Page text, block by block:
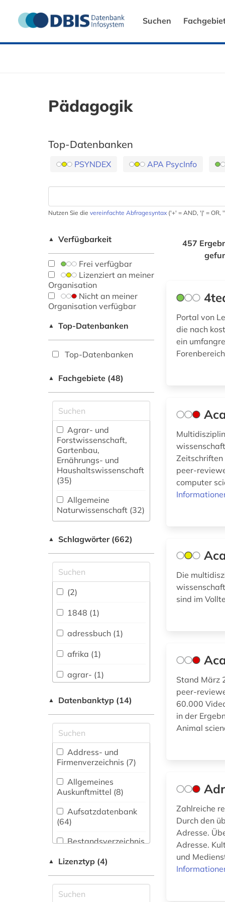
Suchen
Pädagogik
Top-Datenbanken
PSYNDEX APA PsycInfo
Nutzen Sie die vereinfachte Abfragesyntax ('+' = AND, '|' = OR,
▲ Verfügbarkeit
Frei verfügbar
Lizenziert an meiner
Organisation
Nicht an meiner
Organisation verfügbar
▲ Top-Datenbanken
Top-Datenbanken
▲ Fachgebiete (48)
Agrar- und
Forstwissenschaft,
Gartenbau,
Ernährungs- und
Haushaltswissenschaft
(35)
Allgemeine
Naturwissenschaft (32)
fachübergreifende
Allgemeine und
vergleichende Sprach-
und
Literaturwissenschaft.
Indogermanistik.
Außereuropäische
Sprachen und
Literaturen (74)
Anglistik.
Amerikanistik (44)
Vermessungswesen
(34)
Biologie,
Biotechnologie (37)
Buch- und
Bibliothekswesen,
Informationswissenschaft
(33)
Chemie und
Elektrotechnik,
Elektronik,
Nachrichtentechnik (20)
▲ Schlagwörter (662)
(2)
1848 (1)
adressbuch (1)
afrika (1)
agrar- (1)
akkreditierung (1)
allgemein bildende
schule (1)
altenhilfe (2)
altenpflege (1)
alter (1)
altertumswissenschaft
(1)
amerikanistik (1)
anglistik (1)
▲ Datenbanktyp (14)
Address- und
Firmenverzeichnis (7)
Allgemeines
Auskunftmittel (8)
Aufsatzdatenbank
(64)
Bestandsverzeichnis
▲ Lizenztyp (4)
457
Portal von
die nach
ein
peer-
computer
Die
sind im
Stand März
peer-
60.000
in der
Animal
Zahlreiche
Durch den
Adresse.
Adresse.
und